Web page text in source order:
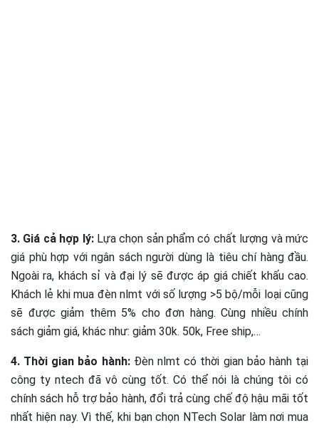
3. Giá cả hợp lý:Lựa chọn sản phẩm có chất lượng và mức
giá phù hợp với ngân sách người dùng là tiêu chí hàng đầu.
Ngoài ra, khách sỉ và đại lý sẽ được áp giá chiết khấu cao.
Khách lẻ khi mua đèn nlmt với số lượng >5 bộ/mỗi loại cũng
sẽ được giảm thêm 5% cho đơn hàng. Cùng nhiều chính
sách giảm giá, khác như: giảm 30k. 50k, Free ship,…
4. Thời gian bảo hành:Đèn nlmt có thời gian bảo hành tại
công ty ntech đã vô cùng tốt. Có thể nói là chúng tôi có
chính sách hỗ trợ bảo hành, đổi trả cùng chế độ hậu mãi tốt
nhất hiện nay. Vì thế, khi bạn chọn NTech Solar làm nơi mua